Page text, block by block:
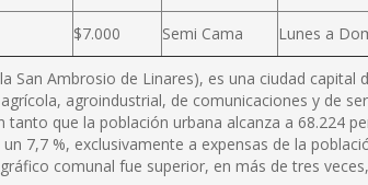
$7.000 Semi Cama Lunes a
San Ambrosio de Linares), es una ciudad
agroindustrial, de comunicaciones y de
tanto que la población urbana alcanza a 68.224
7,7 %, exclusivamente a expensas de la
comunal fue superior, en más de tres